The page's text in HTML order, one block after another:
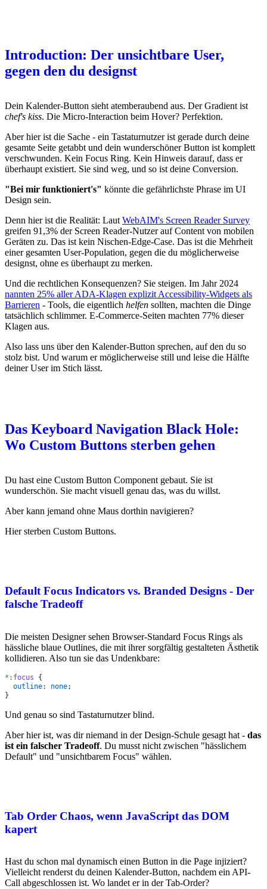
Introduction: Der unsichtbare User,
gegen den du designst
Dein Kalender-Button sieht atemberaubend aus. Der Gradient ist
chef's kiss. Die Micro-Interaction beim Hover? Perfektion.
Aber hier ist die Sache - ein Tastaturnutzer ist gerade durch deine
gesamte Seite getabbt und dein wunderschöner Button ist komplett
verschwunden. Kein Focus Ring. Kein Hinweis darauf, dass er
überhaupt existiert. Sie sind weg, und so ist deine Conversion.
"Bei mir funktioniert's" könnte die gefährlichste Phrase im UI
Design sein.
Denn hier ist die Realität: Laut WebAIM's Screen Reader Survey
greifen 91,3% der Screen Reader-Nutzer auf Content von mobilen
Geräten zu. Das ist kein Nischen-Edge-Case. Das ist die Mehrheit
einer gesamten User-Population, gegen die du möglicherweise
designst, ohne es überhaupt zu merken.
Und die rechtlichen Konsequenzen? Sie steigen. Im Jahr 2024
nannten 25% aller ADA-Klagen explizit Accessibility-Widgets als
Barrieren - Tools, die eigentlich helfen sollten, machten die Dinge
tatsächlich schlimmer. E-Commerce-Seiten machten 77% dieser
Klagen aus.
Also lass uns über den Kalender-Button sprechen, auf den du so
stolz bist. Und warum er möglicherweise still und leise die Hälfte
deiner User im Stich lässt.
Das Keyboard Navigation Black Hole:
Wo Custom Buttons sterben gehen
Du hast eine Custom Button Component gebaut. Sie ist
wunderschön. Sie macht visuell genau das, was du willst.
Aber kann jemand ohne Maus dorthin navigieren?
Hier sterben Custom Buttons.
Default Focus Indicators vs. Branded Designs - Der
falsche Tradeoff
Die meisten Designer sehen Browser-Standard Focus Rings als
hässliche blaue Outlines, die mit ihrer sorgfältig gestalteten Ästhetik
kollidieren. Also tun sie das Undenkbare:
* :focus
  outline
: none
Und genau so sind Tastaturnutzer blind.
Aber hier ist, was dir niemand in der Design-Schule gesagt hat - das
ist ein falscher Tradeoff. Du musst nicht zwischen "hässlichem
Default" und "unsichtbarem Focus" wählen.
Tab Order Chaos, wenn JavaScript das DOM
kapert
Hast du schon mal dynamisch einen Button in die Page injiziert?
Vielleicht renderst du deinen Kalender-Button, nachdem ein API-
Call abgeschlossen ist. Wo landet er in der Tab-Order?